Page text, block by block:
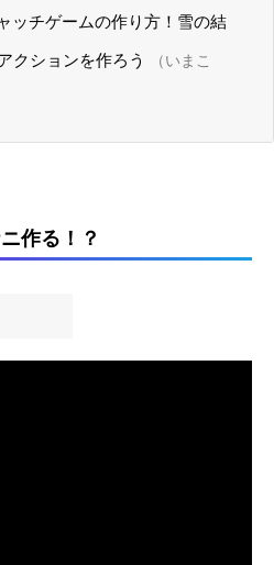
ッチゲームの作り方！雪の結
クションを作ろう （いまこ
作る！？